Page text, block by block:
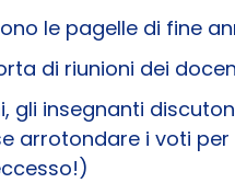
le pagelle di fine
di riunioni dei
gli insegnanti
arrotondare i voti